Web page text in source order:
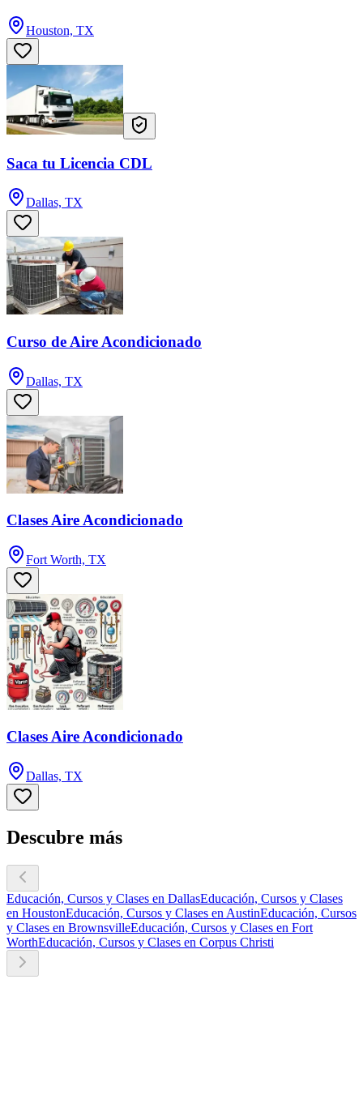
Houston, TX
Saca tu Licencia CDL
Dallas, TX
Curso de Aire Acondicionado
Dallas, TX
Clases Aire Acondicionado
Fort Worth, TX
Clases Aire Acondicionado
Dallas, TX
Descubre más
Educación, Cursos y Clases en DallasEducación, Cursos y Clases
en HoustonEducación, Cursos y Clases en AustinEducación, Cursos
y Clases en BrownsvilleEducación, Cursos y Clases en Fort
WorthEducación, Cursos y Clases en Corpus Christi